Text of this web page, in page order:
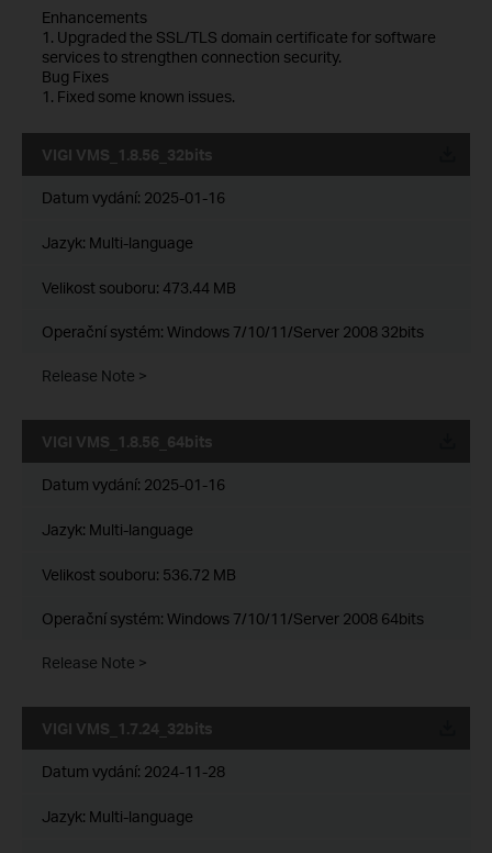
Enhancements
1. Upgraded the SSL/TLS domain certificate for software
services to strengthen connection security.
Bug Fixes
1. Fixed some known issues.
VIGI VMS_1.8.56_32bits
Datum vydání: 2025-01-16
Jazyk: Multi-language
Velikost souboru: 473.44 MB
Operační systém: Windows 7/10/11/Server 2008 32bits
Release Note >
VIGI VMS_1.8.56_64bits
Datum vydání: 2025-01-16
Jazyk: Multi-language
Velikost souboru: 536.72 MB
Operační systém: Windows 7/10/11/Server 2008 64bits
Release Note >
VIGI VMS_1.7.24_32bits
Datum vydání: 2024-11-28
Jazyk: Multi-language